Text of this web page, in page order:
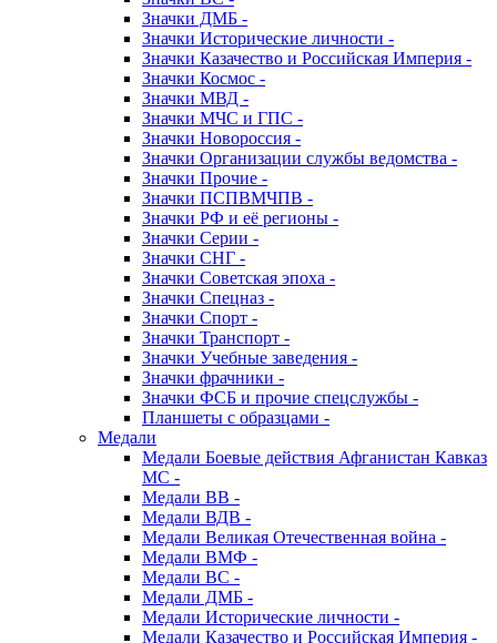
Значки ДМБ -
Значки Исторические личности -
Значки Казачество и Российская Империя -
Значки Космос -
Значки МВД -
Значки МЧС и ГПС -
Значки Новороссия -
Значки Организации службы ведомства -
Значки Прочие -
Значки ПСПВМЧПВ -
Значки РФ и её регионы -
Значки Серии -
Значки СНГ -
Значки Советская эпоха -
Значки Спецназ -
Значки Спорт -
Значки Транспорт -
Значки Учебные заведения -
Значки фрачники -
Значки ФСБ и прочие спецслужбы -
Планшеты с образцами -
Медали
Медали Боевые действия Афганистан Кавказ
МС -
Медали ВВ -
Медали ВДВ -
Медали Великая Отечественная война -
Медали ВМФ -
Медали ВС -
Медали ДМБ -
Медали Исторические личности -
Медали Казачество и Российская Империя -